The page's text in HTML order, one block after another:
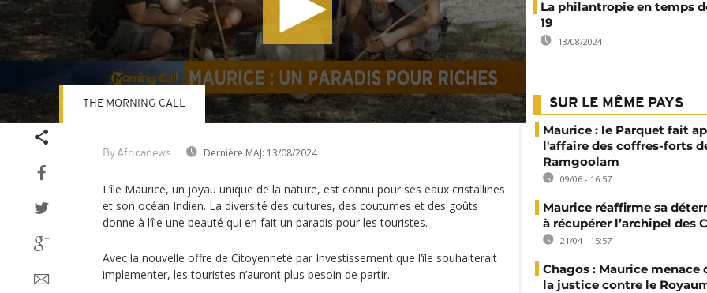
By Africanews Dernière MAJ: 13/08/2024
THE MORNING CALL
L‘île Maurice, un joyau unique de la nature, est connu pour ses eaux cristallines
et son océan Indien. La diversité des cultures, des coutumes et des goûts
donne à l‘île une beauté qui en fait un paradis pour les touristes.
Avec la nouvelle offre de Citoyenneté par Investissement que l‘île souhaiterait
implementer, les touristes n’auront plus besoin de partir.
La philantropie en temps
19
13/08/2024
SUR LE MÊME PAYS
Maurice : le Parquet fait
l'affaire des coffres-forts
Ramgoolam
09/06 - 16:57
Maurice réaffirme sa
à récupérer l’archipel des
21/04 - 15:57
Chagos : Maurice menace
la justice contre le